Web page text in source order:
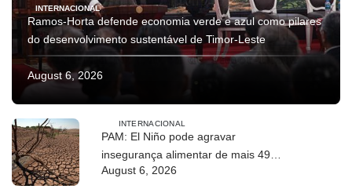
INTERNACIONAL
Ramos-Horta defende economia verde e azul como pilares
do desenvolvimento sustentável de Timor-Leste
August 6, 2026
INTERNACIONAL
PAM: El Niño pode agravar
insegurança alimentar de mais 49
milhões de pessoas até 2027
August 6, 2026